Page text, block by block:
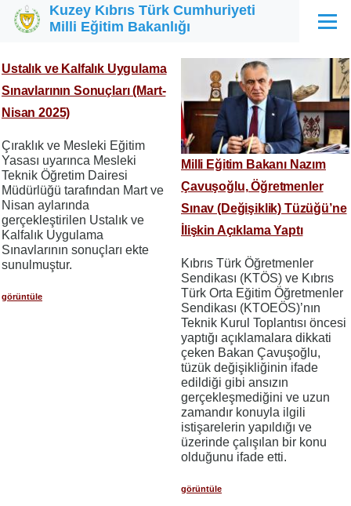
Ana içeriğe atla
Kuzey Kıbrıs Türk Cumhuriyeti
Milli Eğitim Bakanlığı
Menü
Ustalık ve Kalfalık Uygulama
Sınavlarının Sonuçları (Mart-
Nisan 2025)
Çıraklık ve Mesleki Eğitim
Yasası uyarınca Mesleki
Teknik Öğretim Dairesi
Müdürlüğü tarafından Mart ve
Nisan aylarında
gerçekleştirilen Ustalık ve
Kalfalık Uygulama
Sınavlarının sonuçları ekte
sunulmuştur.
görüntüle
Milli Eğitim Bakanı Nazım
Çavuşoğlu, Öğretmenler
Sınav (Değişiklik) Tüzüğü’ne
İlişkin Açıklama Yaptı
Kıbrıs Türk Öğretmenler
Sendikası (KTÖS) ve Kıbrıs
Türk Orta Eğitim Öğretmenler
Sendikası (KTOEÖS)’nın
Teknik Kurul Toplantısı öncesi
yaptığı açıklamalara dikkati
çeken Bakan Çavuşoğlu,
tüzük değişikliğinin ifade
edildiği gibi ansızın
gerçekleşmediğini ve uzun
zamandır konuyla ilgili
istişarelerin yapıldığı ve
üzerinde çalışılan bir konu
olduğunu ifade etti.
görüntüle